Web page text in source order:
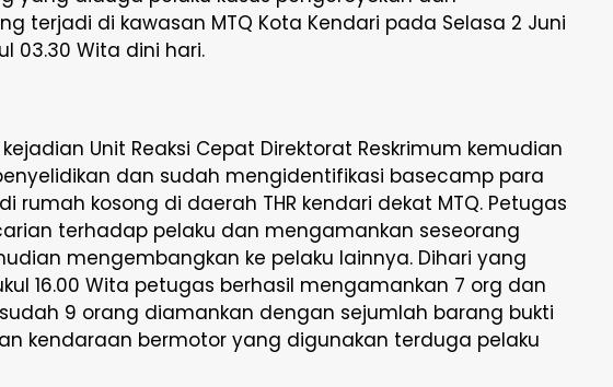
terjadi di kawasan MTQ Kota Kendari pada Selasa 2 Juni
03.30 Wita dini hari.
Unit Reaksi Cepat Direktorat Reskrimum kemudian
dan sudah mengidentifikasi basecamp para
rumah kosong di daerah THR kendari dekat MTQ. Petugas
terhadap pelaku dan mengamankan seseorang
mengembangkan ke pelaku lainnya. Dihari yang
16.00 Wita petugas berhasil mengamankan 7 org dan
9 orang diamankan dengan sejumlah barang bukti
kendaraan bermotor yang digunakan terduga pelaku